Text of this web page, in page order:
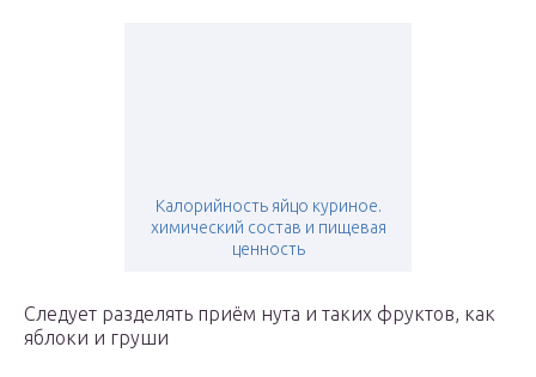
Калорийность яйцо куриное.
химический состав и пищевая
ценность
Следует разделять приём нута и таких фруктов, как
яблоки и груши